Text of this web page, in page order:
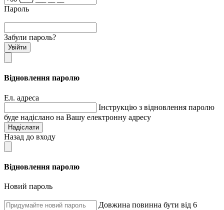
Пароль
Забули пароль?
Увійти
Відновлення паролю
Ел. адреса
Інструкцію з відновлення паролю
буде надіслано на Вашу електронну адресу
Надіслати
Назад до входу
Відновлення паролю
Новий пароль
Довжина повинна бути від 6